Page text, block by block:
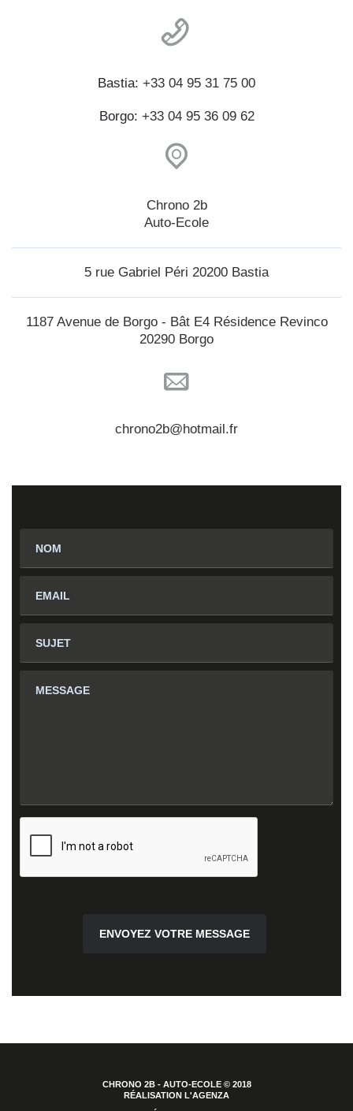
Bastia: +33 04 95 31 75 00
Borgo: +33 04 95 36 09 62
Chrono 2b
Auto-Ecole
5 rue Gabriel Péri 20200 Bastia
1187 Avenue de Borgo - Bât E4 Résidence Revinco
20290 Borgo
chrono2b@hotmail.fr
ENVOYEZ VOTRE MESSAGE
CHRONO 2B - AUTO-ECOLE © 2018
RÉALISATION L'AGENZA